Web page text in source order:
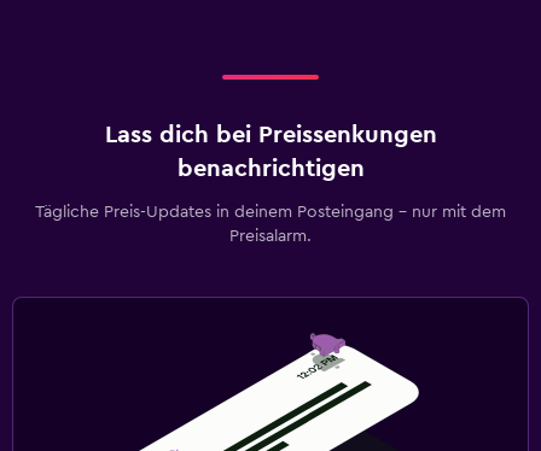
Lass dich bei Preissenkungen
benachrichtigen
Tägliche Preis-Updates in deinem Posteingang – nur mit dem
Preisalarm.